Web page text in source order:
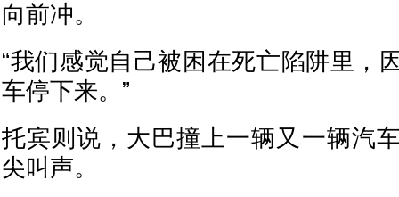
向前冲。
“我们感觉自己被困在死亡陷阱里，
车停下来。”
托宾则说，大巴撞上一辆又一辆汽
尖叫声。